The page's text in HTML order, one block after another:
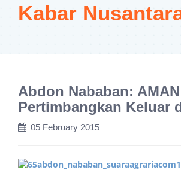
Kabar
Abdon Nababan: AMAN
Pertimbangkan Keluar
05 February 2015